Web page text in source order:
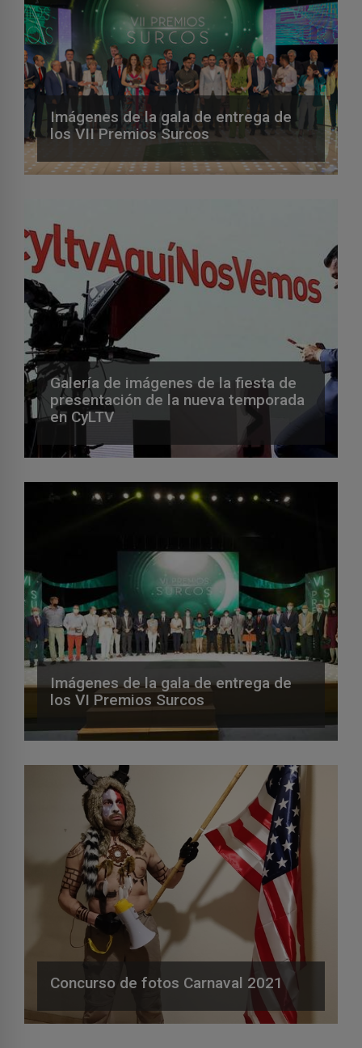
Imágenes de la gala de entrega de
los VII Premios Surcos
Galería de imágenes de la fiesta de
presentación de la nueva temporada
en CyLTV
Imágenes de la gala de entrega de
los VI Premios Surcos
Concurso de fotos Carnaval 2021